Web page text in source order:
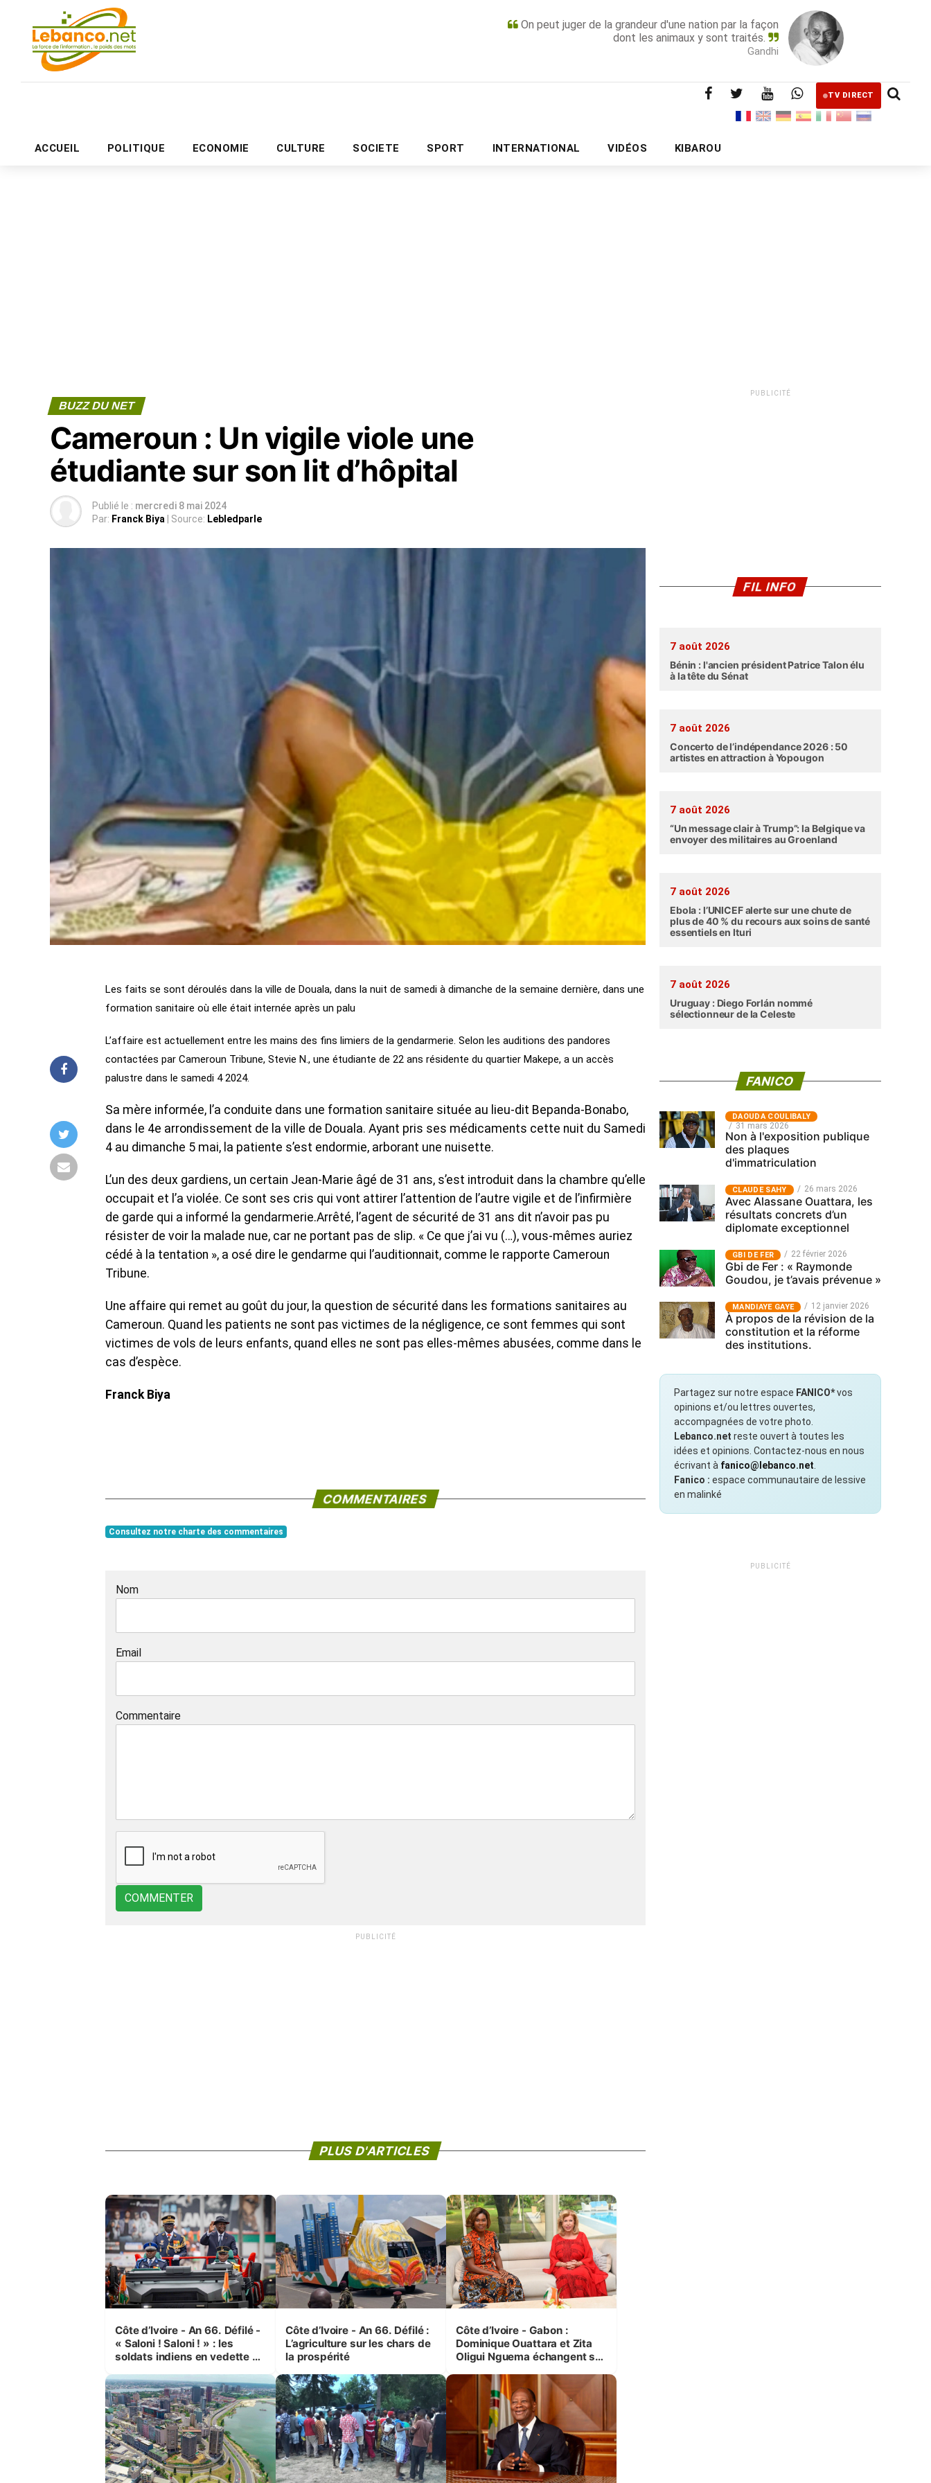
On peut juger de la grandeur d'une nation par la façon
dont les animaux y sont traités.
Gandhi
TV DIRECT
ACCUEIL POLITIQUE ECONOMIE CULTURE SOCIETE SPORT INTERNATIONAL VIDÉOS KIBAROU
PUBLICITÉ
BUZZ DU NET
Cameroun : Un vigile viole une
étudiante sur son lit d’hôpital
Publié le : mercredi 8 mai 2024
Par: Franck Biya | Source: Lebledparle
Les faits se sont déroulés dans la ville de Douala, dans la nuit de samedi à dimanche de la semaine dernière, dans une
formation sanitaire où elle était internée après un palu
L’affaire est actuellement entre les mains des fins limiers de la gendarmerie. Selon les auditions des pandores
contactées par Cameroun Tribune, Stevie N., une étudiante de 22 ans résidente du quartier Makepe, a un accès
palustre dans le samedi 4 2024.
Sa mère informée, l’a conduite dans une formation sanitaire située au lieu-dit Bepanda-Bonabo,
dans le 4e arrondissement de la ville de Douala. Ayant pris ses médicaments cette nuit du Samedi
4 au dimanche 5 mai, la patiente s’est endormie, arborant une nuisette.
L’un des deux gardiens, un certain Jean-Marie âgé de 31 ans, s’est introduit dans la chambre qu’elle
occupait et l’a violée. Ce sont ses cris qui vont attirer l’attention de l’autre vigile et de l’infirmière
de garde qui a informé la gendarmerie.Arrêté, l’agent de sécurité de 31 ans dit n’avoir pas pu
résister de voir la malade nue, car ne portant pas de slip. « Ce que j’ai vu (…), vous-mêmes auriez
cédé à la tentation », a osé dire le gendarme qui l’auditionnait, comme le rapporte Cameroun
Tribune.
Une affaire qui remet au goût du jour, la question de sécurité dans les formations sanitaires au
Cameroun. Quand les patients ne sont pas victimes de la négligence, ce sont femmes qui sont
victimes de vols de leurs enfants, quand elles ne sont pas elles-mêmes abusées, comme dans le
cas d’espèce.
Franck Biya
COMMENTAIRES
Consultez notre charte des commentaires
Nom
Email
Commentaire
COMMENTER
PUBLICITÉ
PLUS D'ARTICLES
Côte d’Ivoire - An 66. Défilé -
« Saloni ! Saloni ! » : les
soldats indiens en vedette à
Côte d’Ivoire - An 66. Défilé :
L’agriculture sur les chars de
la prospérité
Côte d’Ivoire - Gabon :
Dominique Ouattara et Zita
Oligui Nguema échangent sur
femmes et des enfants
PUBLICITÉ
FIL INFO
7 août 2026
Bénin : l'ancien président Patrice Talon élu
à la tête du Sénat
7 août 2026
Concerto de l’indépendance 2026 : 50
artistes en attraction à Yopougon
7 août 2026
“Un message clair à Trump”: la Belgique va
envoyer des militaires au Groenland
7 août 2026
Ebola : l’UNICEF alerte sur une chute de
plus de 40 % du recours aux soins de santé
essentiels en Ituri
7 août 2026
Uruguay : Diego Forlán nommé
sélectionneur de la Celeste
FANICO
‎DAOUDA COULIBALY
31 mars 2026
Non à l'exposition publique
des plaques
d'immatriculation
CLAUDE SAHY 26 mars 2026
Avec Alassane Ouattara, les
résultats concrets d’un
diplomate exceptionnel
GBI DE FER 22 février 2026
Gbi de Fer : « Raymonde
Goudou, je t’avais prévenue »
MANDIAYE GAYE 12 janvier 2026
À propos de la révision de la
constitution et la réforme
des institutions.
Partagez sur notre espace FANICO*vos
opinions et/ou lettres ouvertes,
accompagnées de votre photo.
Lebanco.net reste ouvert à toutes les
idées et opinions. Contactez-nous en nous
écrivant à fanico@lebanco.net
Fanico : espace communautaire de lessive
en malinké
PUBLICITÉ